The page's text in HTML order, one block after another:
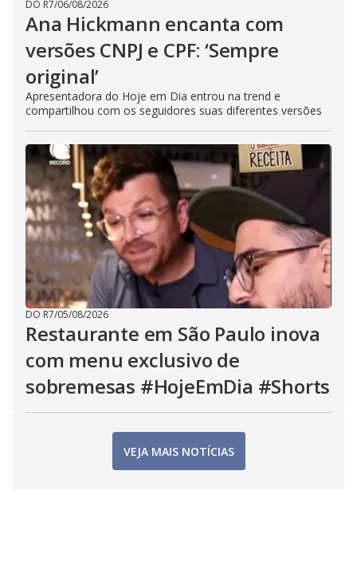
DO R7/06/08/2026
Ana Hickmann encanta com
versões CNPJ e CPF: ‘Sempre
original’
Apresentadora do Hoje em Dia entrou na trend e
compartilhou com os seguidores suas diferentes versões
DO R7/05/08/2026
Restaurante em São Paulo inova
com menu exclusivo de
sobremesas #HojeEmDia #Shorts
VEJA MAIS NOTÍCIAS